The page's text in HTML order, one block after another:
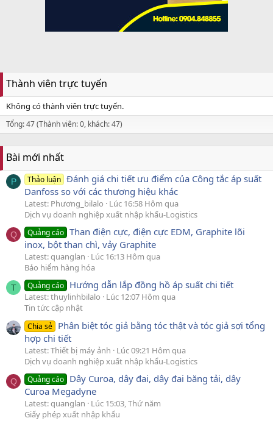
Thành viên trực tuyến
Không có thành viên trực tuyến.
Tổng: 47 (Thành viên: 0, khách: 47)
Bài mới nhất
P Thảo luận Đánh giá chi tiết ưu điểm của Công tắc áp suất
Danfoss so với các thương hiệu khác
Latest: Phương_bilalo
Lúc 16:58 Hôm qua
Dịch vụ doanh nghiệp xuất nhập khẩu-Logistics
Q Quảng cáo Than điện cực, điện cực EDM, Graphite lõi
inox, bột than chì, vảy Graphite
Latest: quanglan
Lúc 16:13 Hôm qua
Bảo hiểm hàng hóa
T Quảng cáo Hướng dẫn lắp đồng hồ áp suất chi tiết
Latest: thuylinhbilalo
Lúc 12:07 Hôm qua
Tin tức cập nhật
Chia sẻ Phân biệt tóc giả bằng tóc thật và tóc giả sợi tổng
hợp chi tiết
Latest: Thiết bị máy ảnh
Lúc 09:21 Hôm qua
Dịch vụ doanh nghiệp xuất nhập khẩu-Logistics
Q Quảng cáo Dây Curoa, dây đai, dây đai băng tải, dây
Curoa Megadyne
Latest: quanglan
Lúc 15:03, Thứ năm
Giấy phép xuất nhập khẩu